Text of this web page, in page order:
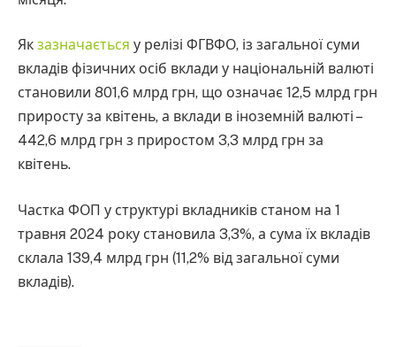
Як зазначається у релізі ФГВФО, із загальної суми
вкладів фізичних осіб вклади у національній валюті
становили 801,6 млрд грн, що означає 12,5 млрд грн
приросту за квітень, а вклади в іноземній валюті –
442,6 млрд грн з приростом 3,3 млрд грн за
квітень.
Частка ФОП у структурі вкладників станом на 1
травня 2024 року становила 3,3%, а сума їх вкладів
склала 139,4 млрд грн (11,2% від загальної суми
вкладів).